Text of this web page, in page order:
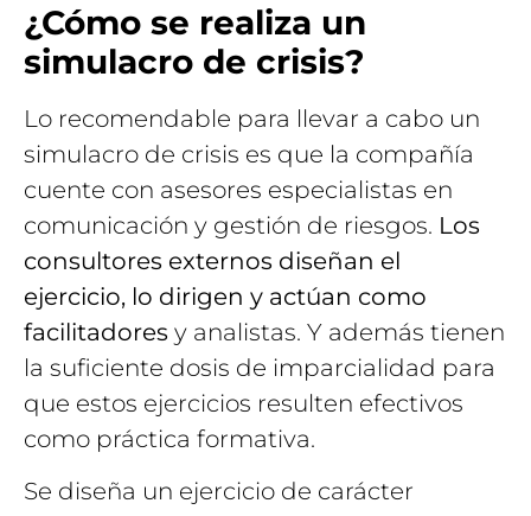
¿Cómo se realiza un
simulacro de crisis?
Lo recomendable para llevar a cabo un
simulacro de crisis es que la compañía
cuente con asesores especialistas en
comunicación y gestión de riesgos. Los
consultores externos diseñan el
ejercicio, lo dirigen y actúan como
facilitadores y analistas. Y además tienen
la suficiente dosis de imparcialidad para
que estos ejercicios resulten efectivos
como práctica formativa.
Se diseña un ejercicio de carácter